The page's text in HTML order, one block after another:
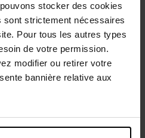
stocker des cookies
sont strictement nécessaires
Pour tous les autres types
de votre permission.
modifier ou retirer votre
bannière relative aux
HERMES